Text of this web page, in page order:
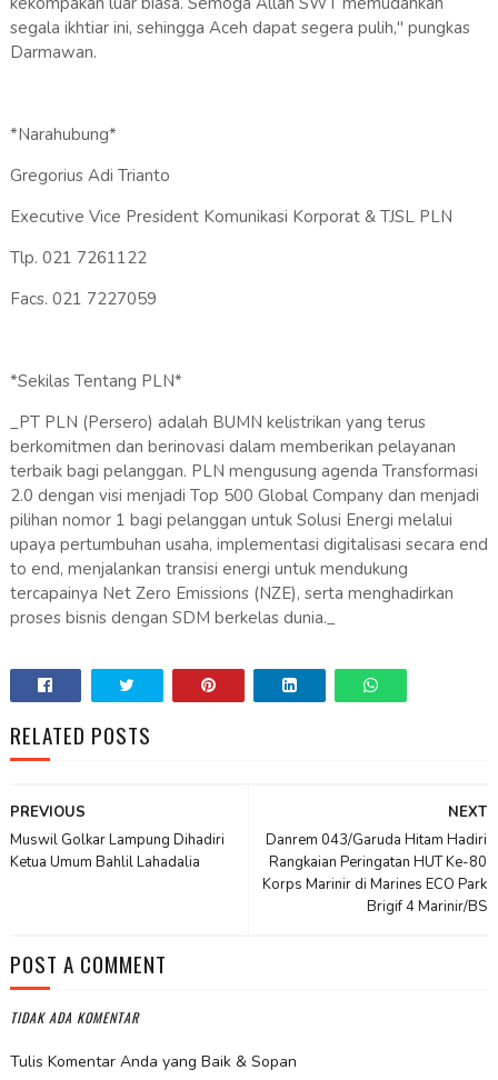
segala ikhtiar ini, sehingga Aceh dapat segera pulih," pungkas
Darmawan.
*Narahubung*
Gregorius Adi Trianto
Executive Vice President Komunikasi Korporat & TJSL PLN
Tlp. 021 7261122
Facs. 021 7227059
*Sekilas Tentang PLN*
_PT PLN (Persero) adalah BUMN kelistrikan yang terus
berkomitmen dan berinovasi dalam memberikan pelayanan
terbaik bagi pelanggan. PLN mengusung agenda Transformasi
2.0 dengan visi menjadi Top 500 Global Company dan menjadi
pilihan nomor 1 bagi pelanggan untuk Solusi Energi melalui
upaya pertumbuhan usaha, implementasi digitalisasi secara end
to end, menjalankan transisi energi untuk mendukung
tercapainya Net Zero Emissions (NZE), serta menghadirkan
proses bisnis dengan SDM berkelas dunia._
RELATED POSTS
NEXT
Danrem 043/Garuda Hitam Hadiri
Rangkaian Peringatan HUT Ke-80
Korps Marinir di Marines ECO Park
Brigif 4 Marinir/BS
PREVIOUS
Muswil Golkar Lampung Dihadiri
Ketua Umum Bahlil Lahadalia
POST A COMMENT
TIDAK ADA KOMENTAR
Tulis Komentar Anda yang Baik & Sopan